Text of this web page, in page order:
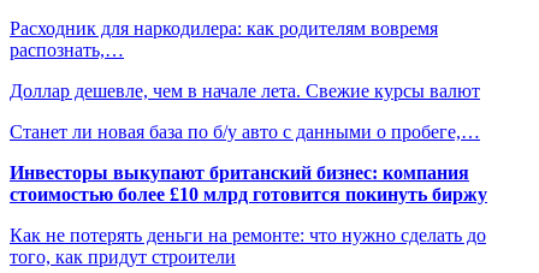
Расходник для наркодилера: как родителям вовремя
распознать,…
Доллар дешевле, чем в начале лета. Свежие курсы валют
Станет ли новая база по б/у авто с данными о пробеге,…
Инвесторы выкупают британский бизнес: компания
стоимостью более £10 млрд готовится покинуть биржу
Как не потерять деньги на ремонте: что нужно сделать до
того, как придут строители